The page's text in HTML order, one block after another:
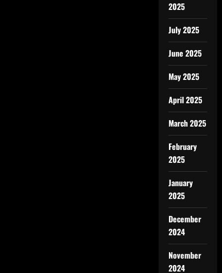
2025
July 2025
June 2025
May 2025
April 2025
March 2025
February
2025
January
2025
December
2024
November
2024